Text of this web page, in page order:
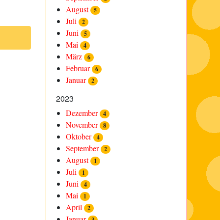
August 5
Juli 2
Juni 5
Mai 4
März 6
Februar 6
Januar 2
2023
Dezember 4
November 8
Oktober 4
September 2
August 1
Juli 1
Juni 4
Mai 1
April 2